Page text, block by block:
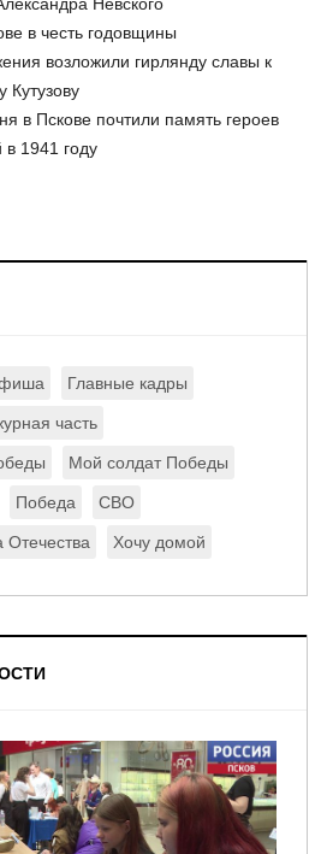
в честь годовщины
возложили гирлянду славы к
Кутузову
в Пскове почтили память героев
1941 году
Главные кадры
часть
Мой солдат Победы
Победа СВО
Хочу домой